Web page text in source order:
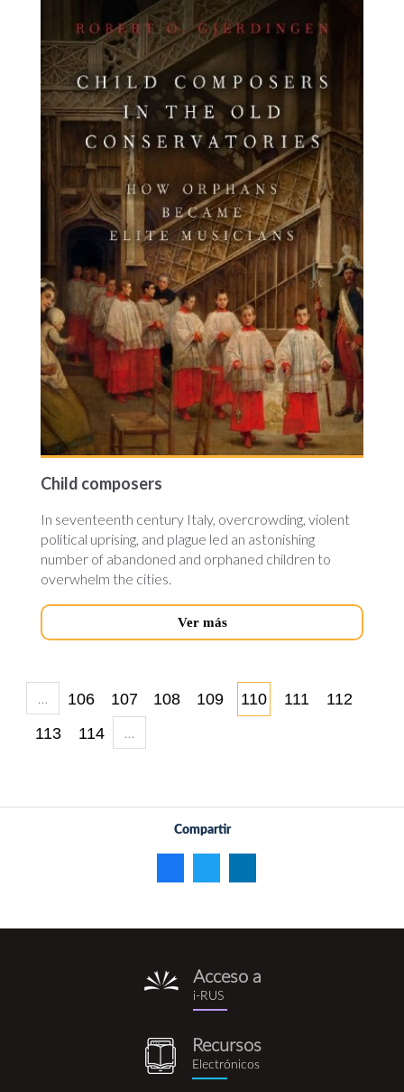
composers.jpg
Child composers
In seventeenth century Italy, overcrowding, violent
political uprising, and plague led an astonishing
number of abandoned and orphaned children to
overwhelm the cities.
Ver más
… 106 107 108 109 110 111
112
113
114 …
Compartir
i-
rus.png
Acceso a
i-RUS
recursos_electronicos.png
Recursos
Electrónicos